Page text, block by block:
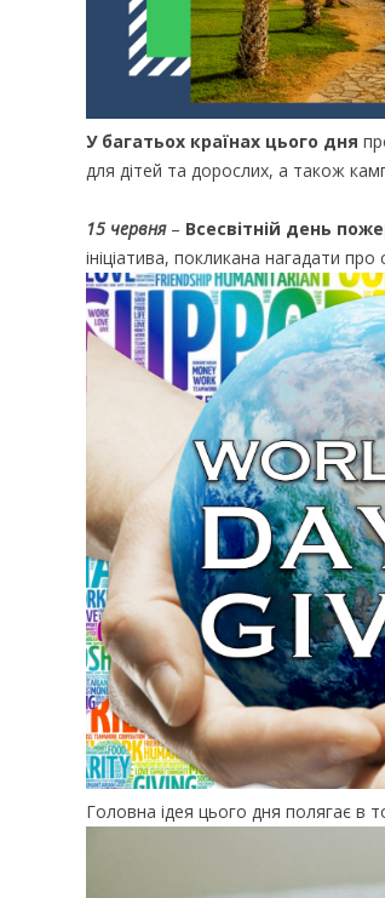
У багатьох країнах цього дня
для дітей та дорослих, а також
15 червня– Всесвітній день
ініціатива, покликана нагадати
Головна ідея цього дня полягає в